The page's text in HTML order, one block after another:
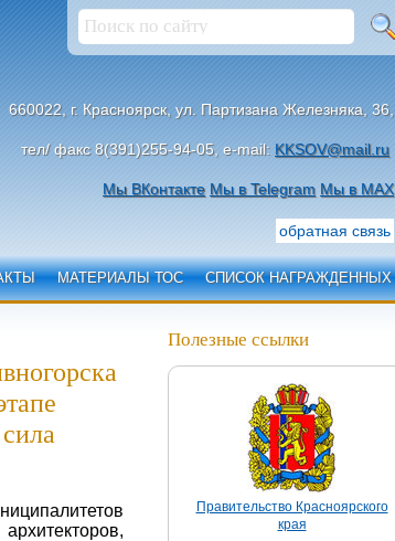
660022, г. Красноярск, ул. Партизана Железняка, 36,
тел/ факс 8(391)255-94-05, e-mail: KKSOV@mail.ru
Мы ВКонтакте Мы в Telegram Мы в МАХ
обратная связь
МАТЕРИАЛЫ ТОС СПИСОК НАГРАЖДЕННЫХ
Полезные ссылки
Правительство Красноярского
края